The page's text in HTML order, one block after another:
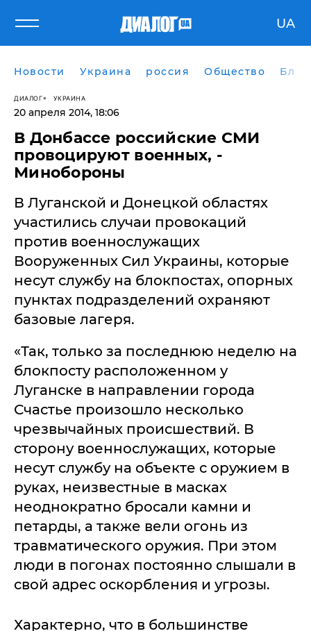
UA
Новости Украина россия Общество
ДИАЛОГ УКРАИНА
20 апреля 2014, 18:06
​В Донбассе российские СМИ
провоцируют военных, -
Минобороны
В Луганской и Донецкой областях
участились случаи провокаций
против военнослужащих
Вооруженных Сил Украины, которые
несут службу на блокпостах, опорных
пунктах подразделений охраняют
базовые лагеря.
«Так, только за последнюю неделю на
блокпосту расположенном у
Луганске в направлении города
Счастье произошло несколько
чрезвычайных происшествий. В
сторону военнослужащих, которые
несут службу на объекте с оружием в
руках, неизвестные в масках
неоднократно бросали камни и
петарды, а также вели огонь из
травматического оружия. При этом
люди в погонах постоянно слышали в
свой адрес оскорбления и угрозы.
Характерно, что в большинстве